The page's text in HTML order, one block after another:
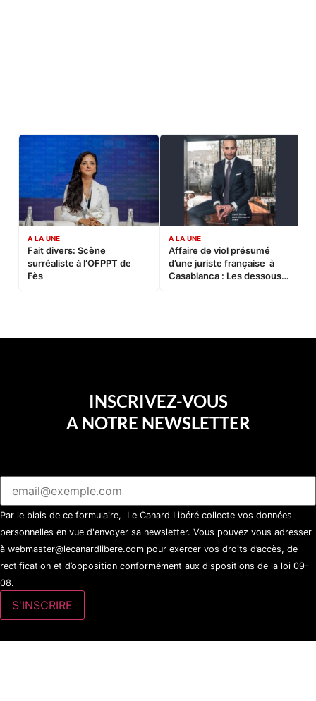
A LA UNE
Fait divers: Scène
surréaliste à l’OFPPT de
Fès
A LA UNE
Affaire de viol présumé
d’une juriste française à
Casablanca : Les dessous
INSCRIVEZ-VOUS
A NOTRE NEWSLETTER
Par le biais de ce formulaire, Le Canard Libéré collecte vos données
personnelles en vue d'envoyer sa newsletter. Vous pouvez vous adresser
à webmaster@lecanardlibere.com pour exercer vos droits d’accès, de
rectification et d’opposition conformément aux dispositions de la loi 09-
08.